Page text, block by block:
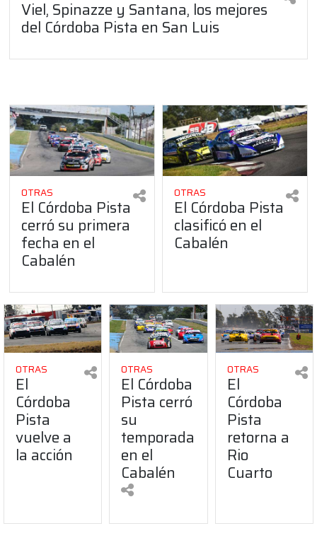
Viel, Spinazze y Santana, los mejores
del Córdoba Pista en San Luis
OTRAS
El Córdoba Pista
cerró su primera
fecha en el
Cabalén
OTRAS
El Córdoba Pista
clasificó en el
Cabalén
OTRAS
El
Córdoba
Pista
vuelve a
la acción
OTRAS
El Córdoba
Pista cerró
su
temporada
en el
Cabalén
OTRAS
El
Córdoba
Pista
retorna a
Rio
Cuarto